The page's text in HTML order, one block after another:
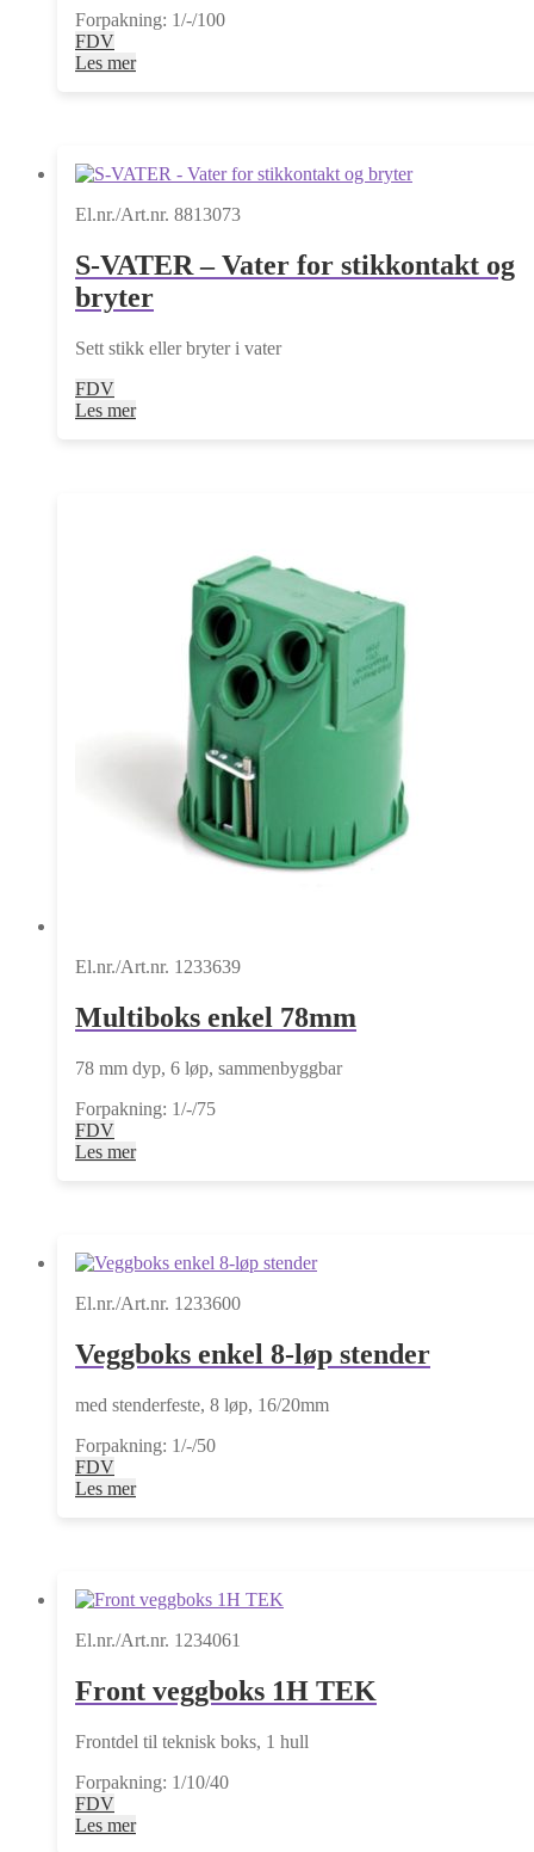
Forpakning: 1/-/100
FDV
Les mer
El.nr./Art.nr. 8813073
S-VATER – Vater for stikkontakt og
bryter
Sett stikk eller bryter i vater
FDV
Les mer
El.nr./Art.nr. 1233639
Multiboks enkel 78mm
78 mm dyp, 6 løp, sammenbyggbar
Forpakning: 1/-/75
FDV
Les mer
El.nr./Art.nr. 1233600
Veggboks enkel 8-løp stender
med stenderfeste, 8 løp, 16/20mm
Forpakning: 1/-/50
FDV
Les mer
El.nr./Art.nr. 1234061
Front veggboks 1H TEK
Frontdel til teknisk boks, 1 hull
Forpakning: 1/10/40
FDV
Les mer